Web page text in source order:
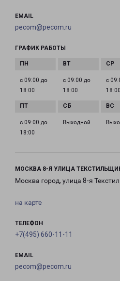
EMAIL
pecom@pecom.ru
ГРАФИК РАБОТЫ
с 09:00 до
18:00
с 09:00 до
18:00
с
18:00
с 09:00 до
18:00
Выходной
МОСКВА 8-Я УЛИЦА
Москва город, улица 8-я
на карте
ТЕЛЕФОН
+7(495) 660-11-11
EMAIL
pecom@pecom.ru